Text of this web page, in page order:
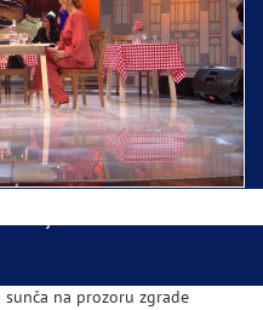
Bogorodice danas iz
na prozoru zgrade